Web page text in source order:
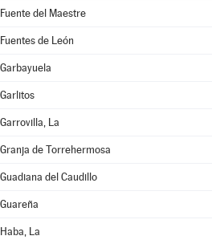
Fuente del Maestre
Fuentes de León
Garbayuela
Garlitos
Garrovilla, La
Granja de Torrehermosa
Guadiana del Caudillo
Guareña
Haba, La